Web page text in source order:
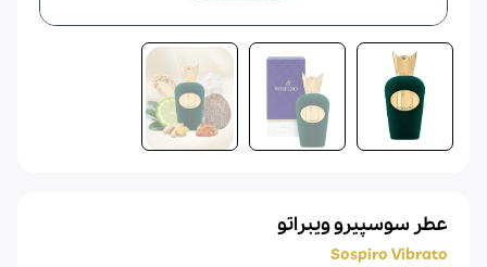
عطر سوسپیرو ویبراتو
Sospiro Vibrato